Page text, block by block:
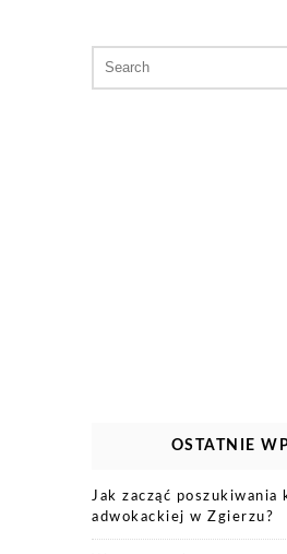
for:
OSTATNIE
Jak zacząć poszukiwania
adwokackiej w Zgierzu?